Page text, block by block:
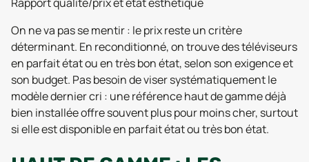
On ne va pas se mentir : le prix reste un critère
déterminant. En reconditionné, on trouve des téléviseurs
en parfait état ou en très bon état, selon son exigence et
son budget. Pas besoin de viser systématiquement le
modèle dernier cri : une référence haut de gamme déjà
bien installée offre souvent plus pour moins cher, surtout
si elle est disponible en parfait état ou très bon état.